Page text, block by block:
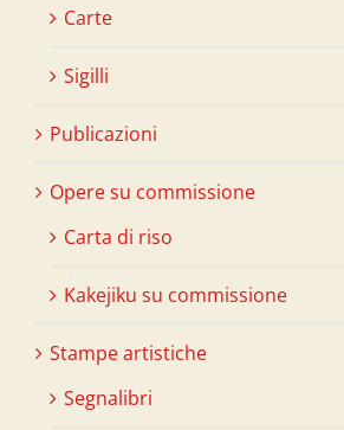
Carte
Sigilli
Publicazioni
Opere su commissione
Carta di riso
Kakejiku su commissione
Stampe artistiche
Segnalibri